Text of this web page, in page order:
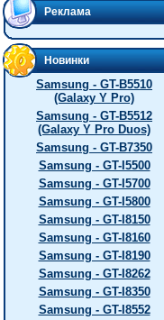
Реклама
Новинки
Samsung - GT-B5510
(Galaxy Y Pro)
Samsung - GT-B5512
(Galaxy Y Pro Duos)
Samsung - GT-B7350
Samsung - GT-I5500
Samsung - GT-I5700
Samsung - GT-I5800
Samsung - GT-I8150
Samsung - GT-I8160
Samsung - GT-I8190
Samsung - GT-I8262
Samsung - GT-I8350
Samsung - GT-I8552